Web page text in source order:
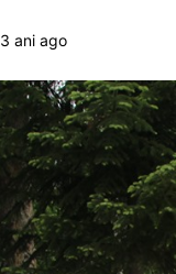
3 ani ago